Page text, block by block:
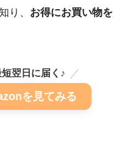
り、 お得にお買い物を
翌日に届く♪
を見てみる